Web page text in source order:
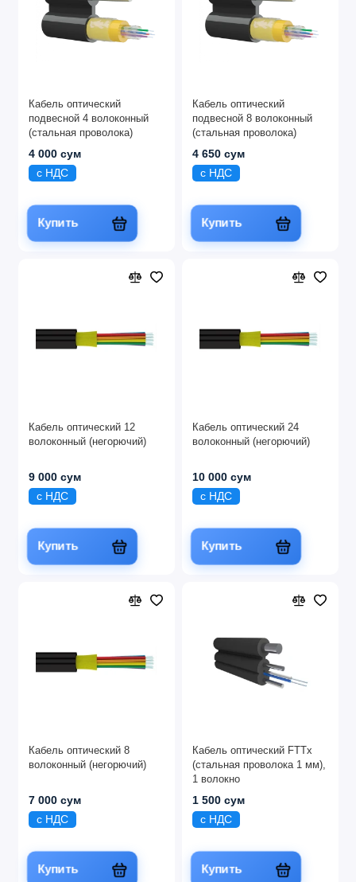
Кабель оптический
подвесной 4 волоконный
(стальная проволока)
4 000 сум
с НДС
Купить
Кабель оптический
подвесной 8 волоконный
(стальная проволока)
4 650 сум
с НДС
Купить
Кабель оптический 12
волоконный (негорючий)
9 000 сум
с НДС
Купить
Кабель оптический 24
волоконный (негорючий)
10 000 сум
с НДС
Купить
Кабель оптический 8
волоконный (негорючий)
7 000 сум
с НДС
Купить
Кабель оптический FTTx
(стальная проволока 1 мм),
1 волокно
1 500 сум
с НДС
Купить